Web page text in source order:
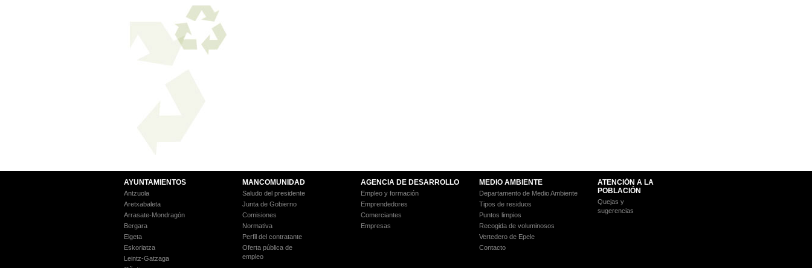
AYUNTAMIENTOS
Antzuola
Aretxabaleta
Arrasate-Mondragón
Bergara
Elgeta
Eskoriatza
Leintz-Gatzaga
MANCOMUNIDAD
Saludo del presidente
Junta de Gobierno
Comisiones
Normativa
Perfil del contratante
Oferta pública de
empleo
AGENCIA DE DESARROLLO
Empleo y formación
Emprendedores
Comerciantes
Empresas
MEDIO AMBIENTE
Departamento de Medio Ambiente
Tipos de residuos
Puntos limpios
Recogida de voluminosos
Vertedero de Epele
Contacto
ATENCIÓN A LA
POBLACIÓN
Quejas y
sugerencias